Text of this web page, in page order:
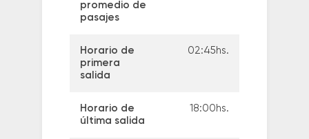
promedio de
pasajes
Horario de
primera
salida
02:45hs.
Horario de
última salida
18:00hs.